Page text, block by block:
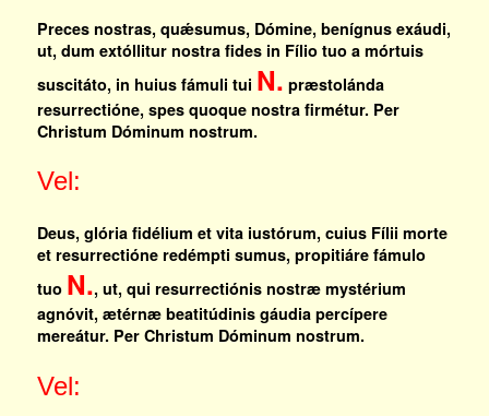
Preces nostras, quǽsumus, Dómine, benígnus exáudi,
ut, dum extóllitur nostra fides in Fílio tuo a mórtuis
suscitáto, in huius fámuli tui N. præstolánda
resurrectióne, spes quoque nostra firmétur. Per
Christum Dóminum nostrum.
Vel:
Deus, glória fidélium et vita iustórum, cuius Fílii morte
et resurrectióne redémpti sumus, propitiáre fámulo
tuo N., ut, qui resurrectiónis nostræ mystérium
agnóvit, ætérnæ beatitúdinis gáudia percípere
mereátur. Per Christum Dóminum nostrum.
Vel: